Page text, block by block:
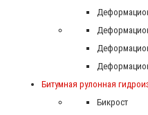
Битумная рулонная
Бикрост